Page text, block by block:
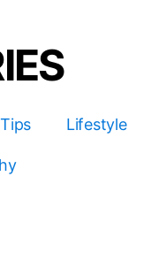
Tips Lifestyle